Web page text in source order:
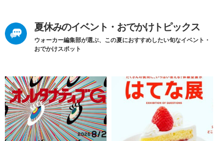
夏休みのイベント・おでかけトピックス
ウォーカー編集部が選ぶ、この夏におすすめしたい旬なイベント・
おでかけスポット